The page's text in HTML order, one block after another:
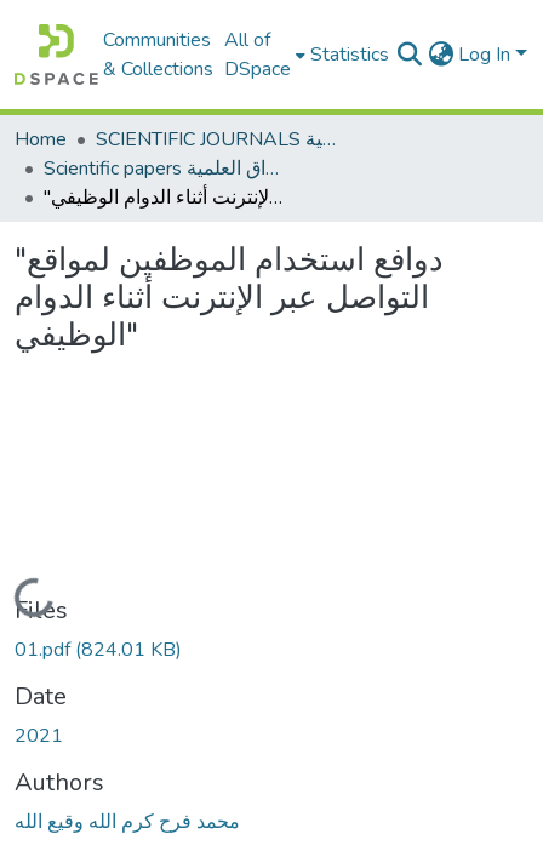
Communities
& Collections
All of
DSpace
Statistics Log In
Home
SCIENTIFIC JOURNALS المجلات العلمية
Scientific papers الأوراق العلمية
"دوافع استخدام الموظفين لمواقع التواصل عبر الإنترنت أثناء الدوام الوظيفي"
"دوافع استخدام الموظفين لمواقع
التواصل عبر الإنترنت أثناء الدوام
الوظيفي"
Loading...
Files
01.pdf(824.01 KB)
Date
2021
Authors
محمد فرح كرم الله وقيع الله